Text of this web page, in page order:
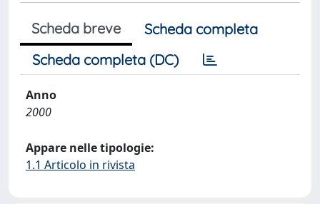
Scheda breve
Scheda completa
Scheda completa (DC)
Anno
2000
Appare nelle tipologie:
1.1 Articolo in rivista